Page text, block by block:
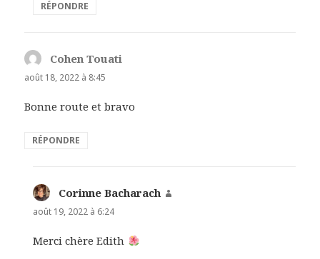
RÉPONDRE
Cohen Touati
août 18, 2022 à 8:45
Bonne route et bravo
RÉPONDRE
Corinne Bacharach
août 19, 2022 à 6:24
Merci chère Edith